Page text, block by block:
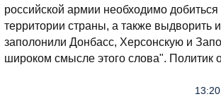
российской армии необходимо
территории страны, а также выдворить
заполонили Донбасс, Херсонскую и
широком смысле этого слова". Политик